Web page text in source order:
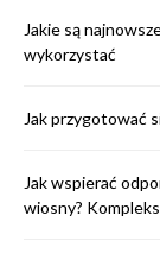
Jakie są
wykorzystać
Jak przygotować
Jak wspierać
wiosny?